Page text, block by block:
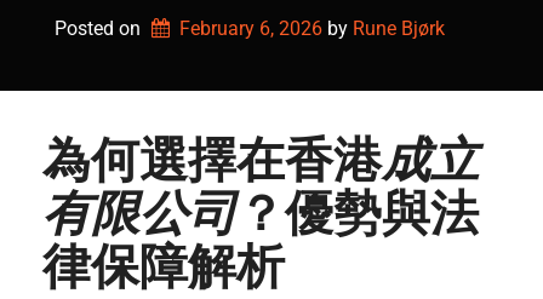
Posted on February 6, 2026 by Rune Bjørk
為何選擇在香港成立
有限公司？優勢與法
律保障解析